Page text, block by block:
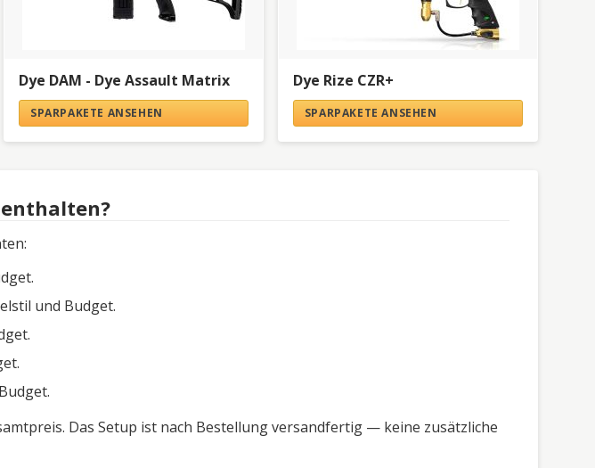
Dye DAM - Dye Assault Matrix
SPARPAKETE ANSEHEN
Dye Rize CZR+
SPARPAKETE ANSEHEN
und Budget.
Das Setup ist nach Bestellung versandfertig — keine zusätzliche